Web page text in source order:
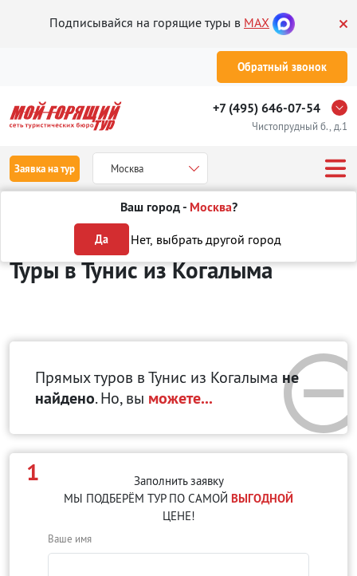
Подписывайся на горящие туры в MAX
Обратный звонок
+7 (495) 646-07-54
Чистопрудный б., д.1
Заявка на тур Москва
Ваш город - Москва?
Да Нет, выбрать другой город
Отдых в Тунисе
Туры в Тунисиз Когалыма
Прямых туров в Тунис из Когалыма не
найдено. Но, вы можете...
1
Заполнить заявку
МЫ ПОДБЕРЁМ ТУР ПО САМОЙ ВЫГОДНОЙ
ЦЕНЕ!
Ваше имя